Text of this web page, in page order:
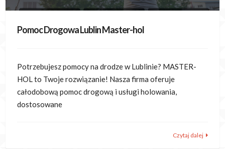
Pomoc Drogowa Lublin Master-hol
Potrzebujesz pomocy na drodze w Lublinie? MASTER-
HOL to Twoje rozwiązanie! Nasza firma oferuje
całodobową pomoc drogową i usługi holowania,
dostosowane
Czytaj dalej